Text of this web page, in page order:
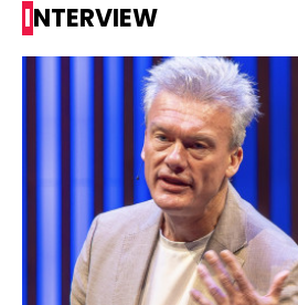
INTERVIEW